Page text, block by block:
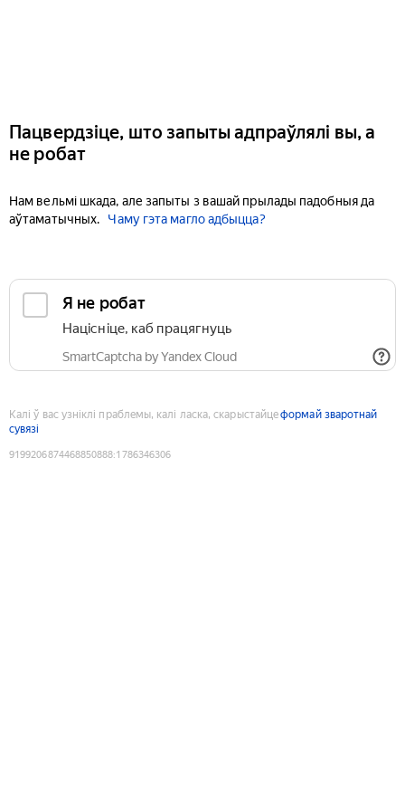
Пацвердзіце, што запыты адпраўлялі вы, а
не робат
Нам вельмі шкада, але запыты з вашай прылады падобныя да
аўтаматычных.
Чаму гэта магло адбыцца?
Я не робат
Націсніце, каб працягнуць
SmartCaptcha by Yandex Cloud
Калі ў вас узніклі праблемы, калі ласка, скарыстайцеформай зваротнай
сувязі
9199206874468850888:1786346306